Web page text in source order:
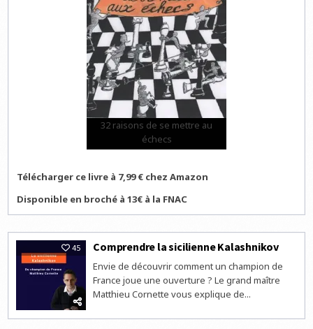
32 raisons de se mettre au
échecs
Télécharger ce livre à 7,99 € chez Amazon
Disponible en broché à 13€ à la FNAC
45 Comprendre la sicilienne Kalashnikov
Envie de découvrir comment un champion de
France joue une ouverture ? Le grand maître
Matthieu Cornette vous explique de...